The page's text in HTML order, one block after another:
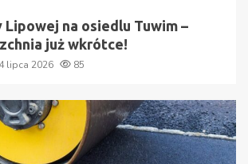
Lipowej na osiedlu Tuwim –
już wkrótce!
lipca 2026 85